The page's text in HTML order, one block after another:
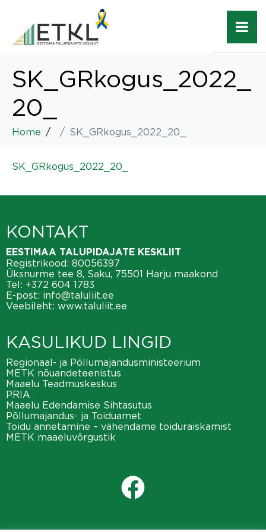
SK_GRkogus_2022_
20_
Home SK_GRkogus_2022_20_
SK_GRkogus_2022_20_
KONTAKT
EESTIMAA TALUPIDAJATE KESKLIIT
Registrikood: 80056397
Üksnurme tee 8, Saku, 75501 Harju maakond
Tel: +372 604 1783
E-post: info@taluliit.ee
Veebileht: www.taluliit.ee
KASULIKUD LINGID
Regionaal- ja Põllumajandusministeerium
METK nõuandeteenistus
Maaelu Teadmuskeskus
PRIA
Maaelu Edendamise Sihtasutus
Põllumajandus- ja Toiduamet
Toidu annetamine – vähendame toiduraiskamist
METK maaeluvõrgustik